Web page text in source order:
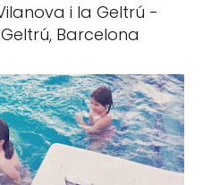
i la Geltrú -
Barcelona